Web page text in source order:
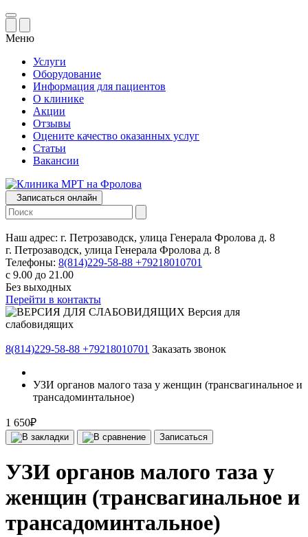
Меню
Услуги
Оборудование
Информация для пациентов
О клинике
Акции
Отзывы
Оцените качество оказанных услуг
Статьи
Вакансии
Записаться онлайн
Наш адрес: г. Петрозаводск, улица Генерала Фролова д. 8
г. Петрозаводск, улица Генерала Фролова д. 8
Телефоны: 8(814)229-58-88 +79218010701
с 9.00 до 21.00
Без выходных
Перейти в контакты
Версия для
слабовидящих
8(814)229-58-88 +79218010701 Заказать звонок
УЗИ органов малого таза у женщин (трансвагинальное и
трансадоминтальное)
1 650₽
Записаться
УЗИ органов малого таза у
женщин (трансвагинальное и
трансадоминтальное)